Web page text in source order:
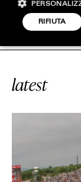
#FORO
latest
RIFIUTA